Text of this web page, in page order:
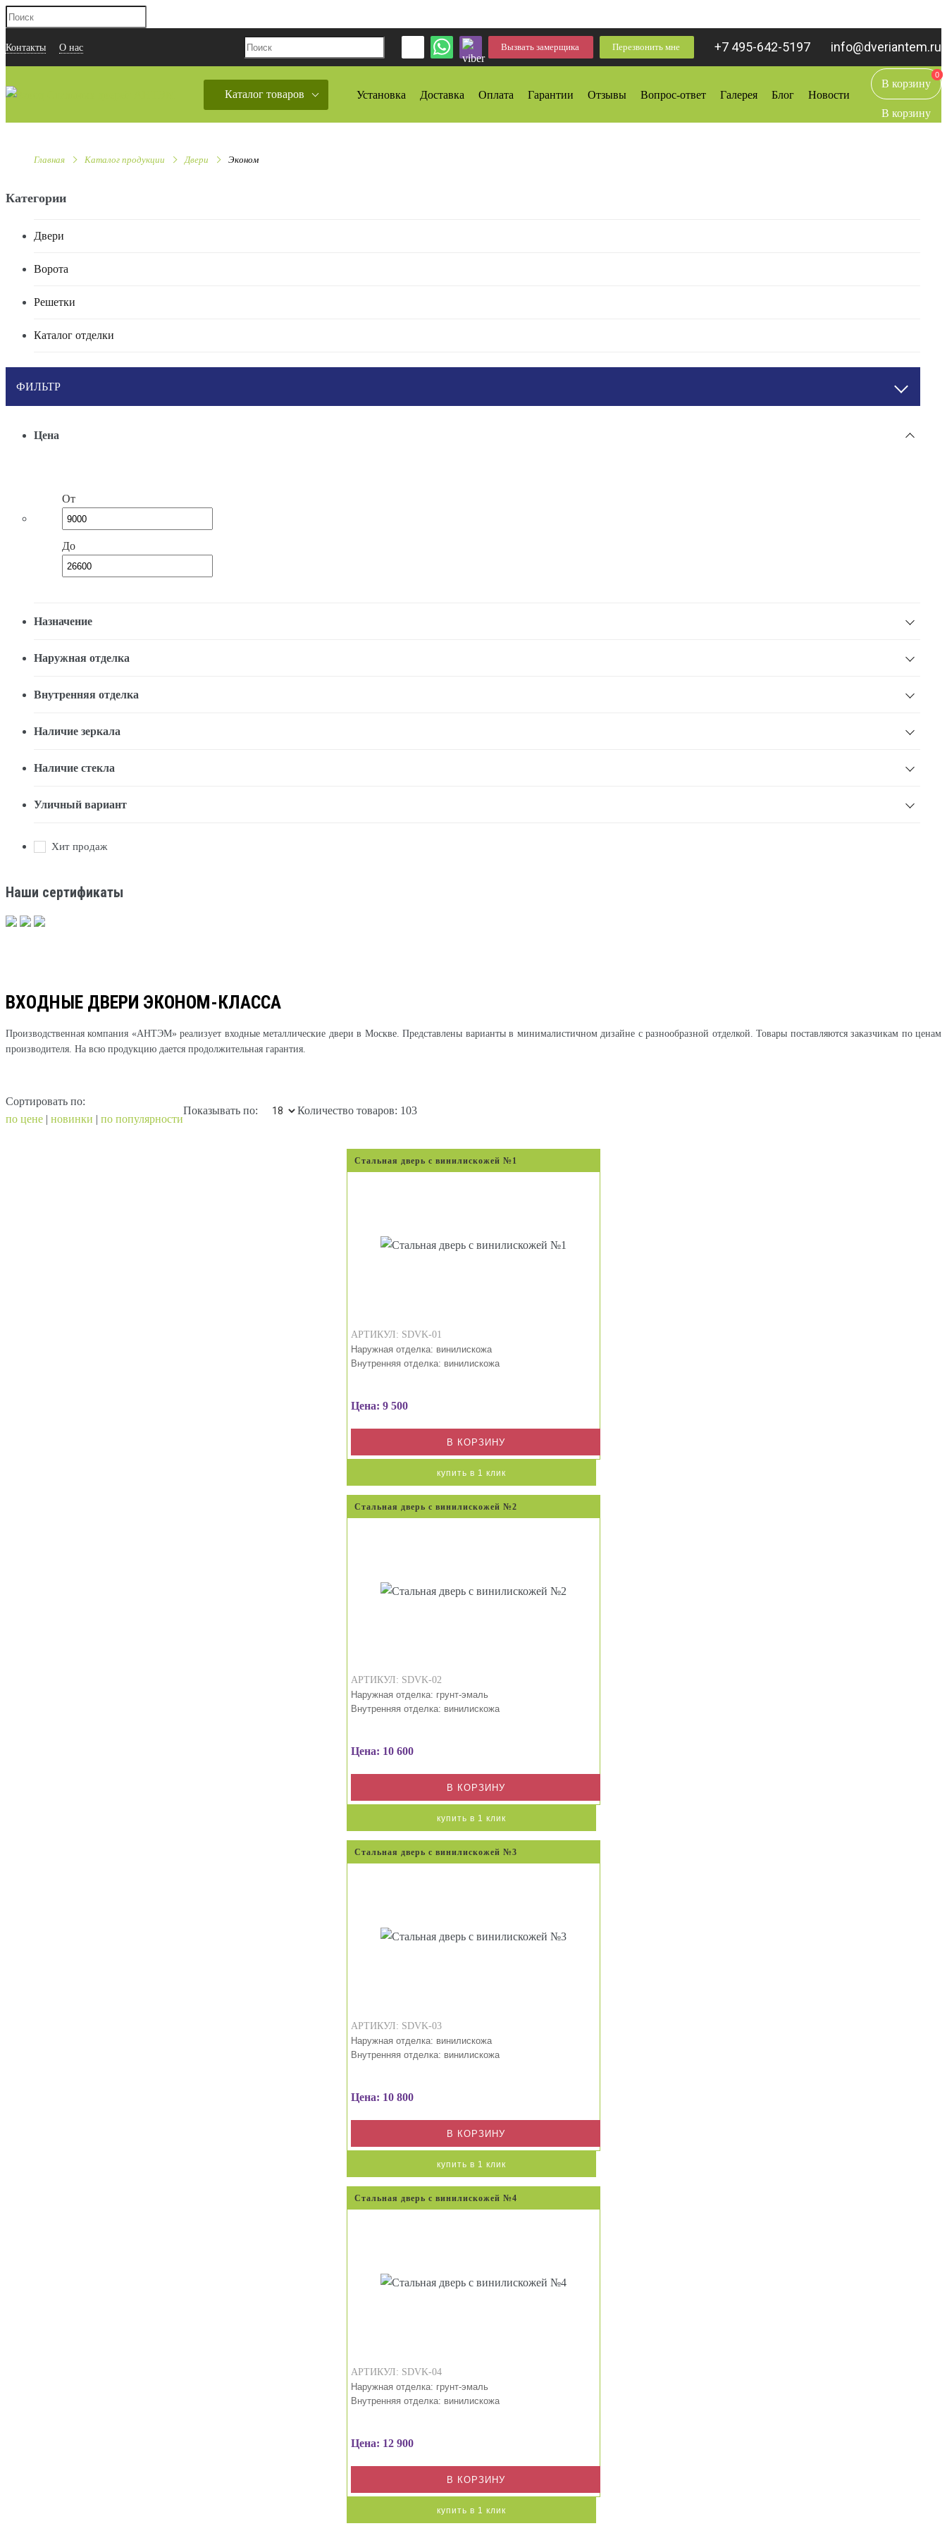
Контакты О нас Вызвать замерщика Перезвонить мне +7 495-642-5197 info@dveriantem.ru
В корзину
0
В корзину
0
Установка Доставка Оплата Гарантии Отзывы Вопрос-ответ Галерея Блог Новости
Каталог товаров
Главная Каталог продукции Двери Эконом
Категории
Двери
Ворота
Решетки
Каталог отделки
ФИЛЬТР
Цена
От
До
Назначение
Наружная отделка
Внутренняя отделка
Наличие зеркала
Наличие стекла
Уличный вариант
Хит продаж
Наши сертификаты
ВХОДНЫЕ ДВЕРИ ЭКОНОМ-КЛАССА
Производственная компания «АНТЭМ» реализует входные металлические двери в Москве. Представлены варианты в минималистичном дизайне с разнообразной отделкой. Товары поставляются заказчикам по ценам
производителя. На всю продукцию дается продолжительная гарантия.
Сортировать по:
по цене | новинки | по популярности
Показывать по: Количество товаров: 103
Стальная дверь с винилискожей №1
АРТИКУЛ: SDVK-01
Наружная отделка: винилискожа
Внутренняя отделка: винилискожа
Цена: 9 500
В КОРЗИНУ
купить в 1 клик
Стальная дверь с винилискожей №2
АРТИКУЛ: SDVK-02
Наружная отделка: грунт-эмаль
Внутренняя отделка: винилискожа
Цена: 10 600
В КОРЗИНУ
купить в 1 клик
Стальная дверь с винилискожей №3
АРТИКУЛ: SDVK-03
Наружная отделка: винилискожа
Внутренняя отделка: винилискожа
Цена: 10 800
В КОРЗИНУ
купить в 1 клик
Стальная дверь с винилискожей №4
АРТИКУЛ: SDVK-04
Наружная отделка: грунт-эмаль
Внутренняя отделка: винилискожа
Цена: 12 900
В КОРЗИНУ
купить в 1 клик